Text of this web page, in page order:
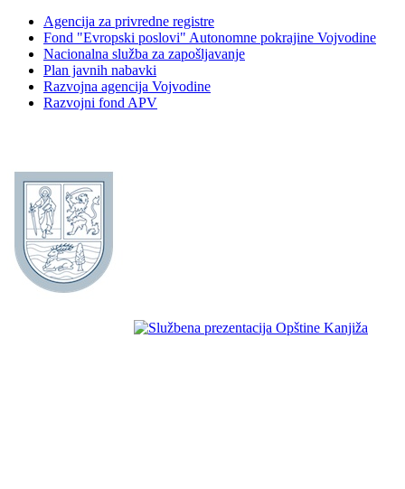
Agencija za privredne registre
Fond "Evropski poslovi" Autonomne pokrajine Vojvodine
Nacionalna služba za zapošljavanje
Plan javnih nabavki
Razvojna agencija Vojvodine
Razvojni fond APV